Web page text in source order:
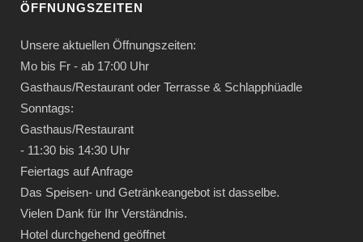
ÖFFNUNGSZEITEN
Unsere aktuellen Öffnungszeiten:
Mo bis Fr - ab 17:00 Uhr
Gasthaus/Restaurant oder Terrasse & Schlapphüadle
Sonntags:
Gasthaus/Restaurant
- 11:30 bis 14:30 Uhr
Feiertags auf Anfrage
Das Speisen- und Getränkeangebot ist dasselbe.
Vielen Dank für Ihr Verständnis.
Hotel durchgehend geöffnet